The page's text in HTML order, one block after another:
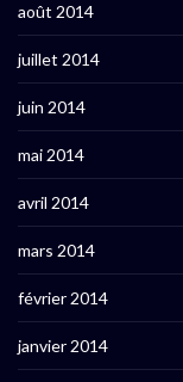
août 2014
juillet 2014
juin 2014
mai 2014
avril 2014
mars 2014
février 2014
janvier 2014